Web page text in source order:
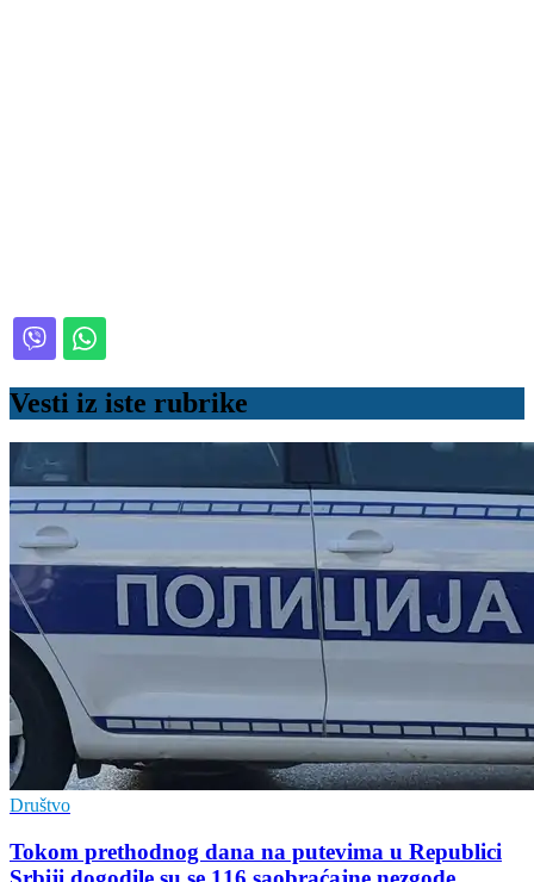
Vesti iz iste rubrike
Društvo
Tokom prethodnog dana na putevima u Republici